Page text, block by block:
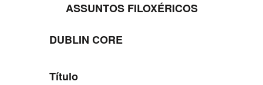
ASSUNTOS FILOXÉRICOS
DUBLIN CORE
Título